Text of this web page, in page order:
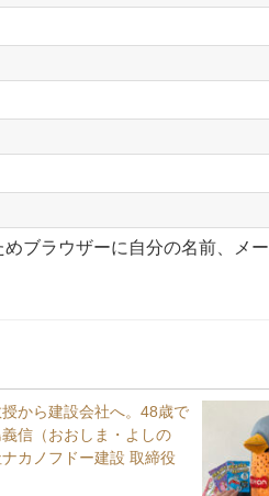
ブラウザーに自分の名前、メ
授から建設会社へ。48歳で
信（おおしま・よしの
カノフドー建設 取締役